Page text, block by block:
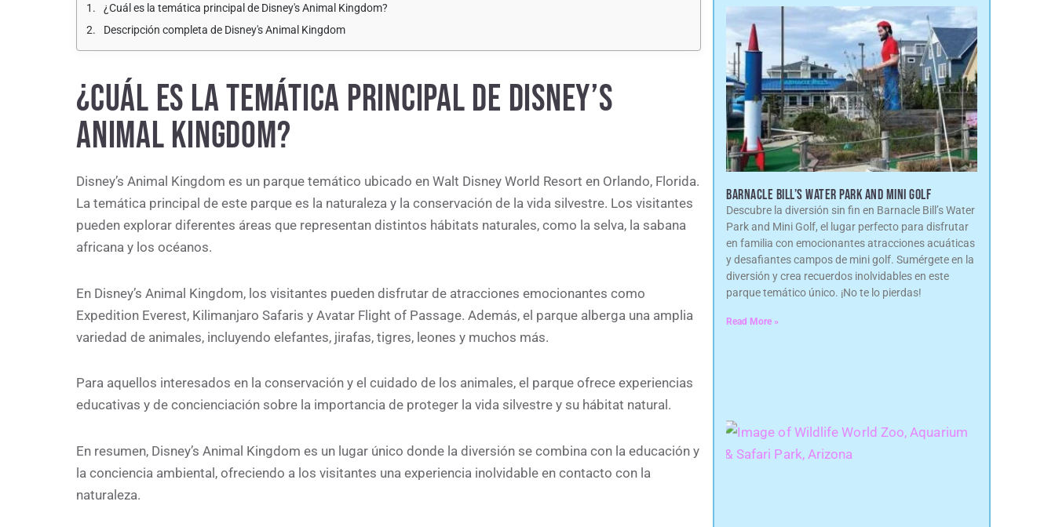
¿Cuál es la temática principal de Disney's Animal Kingdom?
Descripción completa de Disney's Animal Kingdom
¿CUÁL ES LA TEMÁTICA PRINCIPAL DE DISNEY’S
ANIMAL KINGDOM?
Disney’s Animal Kingdom es un parque temático ubicado en Walt Disney World Resort en Orlando, Florida.
La temática principal de este parque es la naturaleza y la conservación de la vida silvestre. Los visitantes
pueden explorar diferentes áreas que representan distintos hábitats naturales, como la selva, la sabana
africana y los océanos.
En Disney’s Animal Kingdom, los visitantes pueden disfrutar de atracciones emocionantes como
Expedition Everest, Kilimanjaro Safaris y Avatar Flight of Passage. Además, el parque alberga una amplia
variedad de animales, incluyendo elefantes, jirafas, tigres, leones y muchos más.
Para aquellos interesados en la conservación y el cuidado de los animales, el parque ofrece experiencias
educativas y de concienciación sobre la importancia de proteger la vida silvestre y su hábitat natural.
En resumen, Disney’s Animal Kingdom es un lugar único donde la diversión se combina con la educación y
la conciencia ambiental, ofreciendo a los visitantes una experiencia inolvidable en contacto con la
naturaleza.
BARNACLE BILL’S WATER PARK AND MINI GOLF
Descubre la diversión sin fin en Barnacle Bill’s Water
Park and Mini Golf, el lugar perfecto para disfrutar
en familia con emocionantes atracciones acuáticas
y desafiantes campos de mini golf. Sumérgete en la
diversión y crea recuerdos inolvidables en este
parque temático único. ¡No te lo pierdas!
Read More »